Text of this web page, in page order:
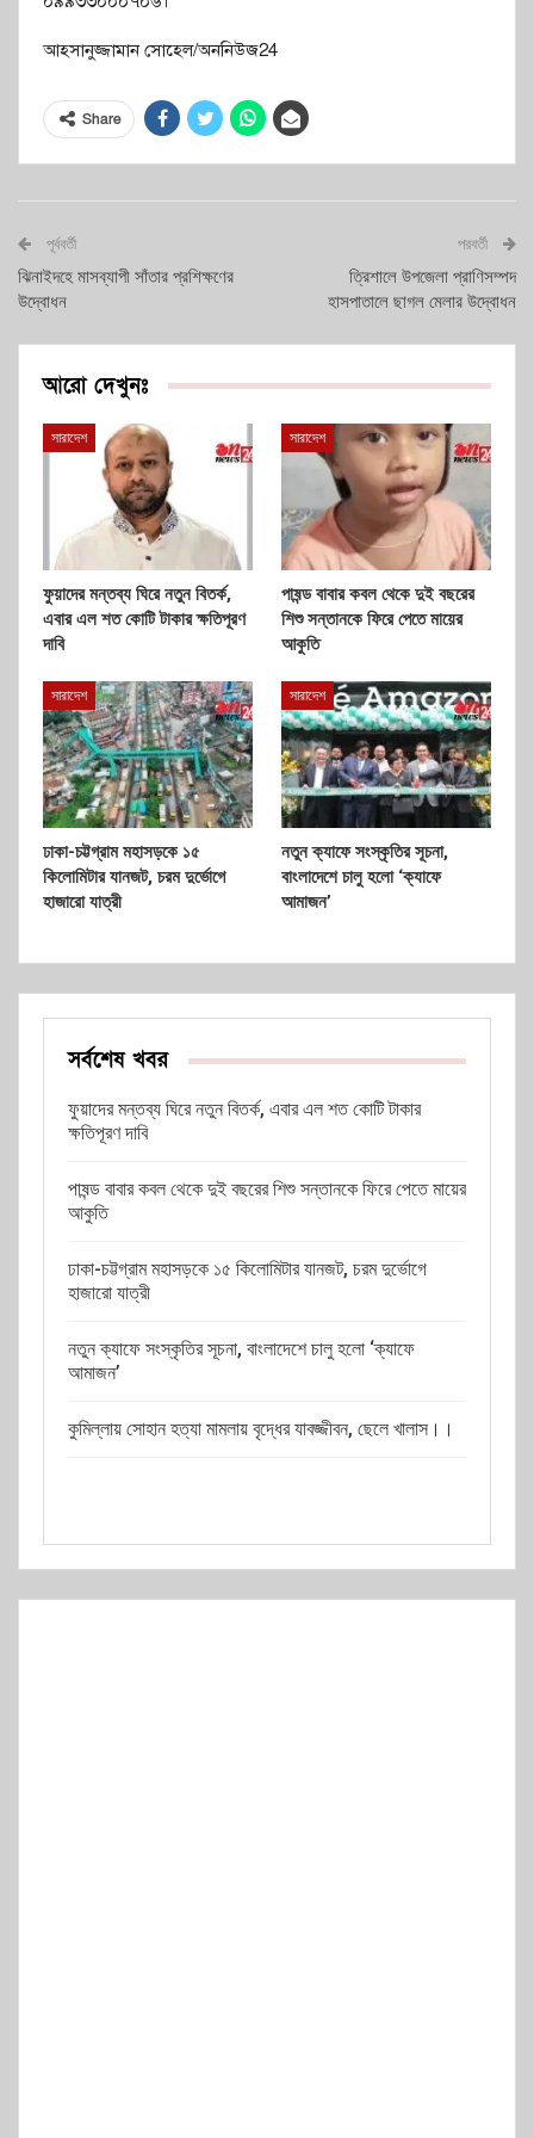
আহসানুজ্জামান সোহেল/অননিউজ24
Share
পূর্ববর্তী
ঝিনাইদহে মাসব্যাপী সাঁতার প্রশিক্ষণের
উদ্বোধন
পরবর্তী
ত্রিশালে উপজেলা প্রাণিসম্পদ
হাসপাতালে ছাগল মেলার উদ্বোধন
আরো দেখুনঃ
সারাদেশ
ফুয়াদের মন্তব্য ঘিরে নতুন বিতর্ক,
এবার এল শত কোটি টাকার ক্ষতিপূরণ
দাবি
সারাদেশ
পাষন্ড বাবার কবল থেকে দুই বছরের
শিশু সন্তানকে ফিরে পেতে মায়ের
আকুতি
সারাদেশ
ঢাকা-চট্টগ্রাম মহাসড়কে ১৫
কিলোমিটার যানজট, চরম দুর্ভোগে
হাজারো যাত্রী
সারাদেশ
নতুন ক্যাফে সংস্কৃতির সূচনা,
বাংলাদেশে চালু হলো ‘ক্যাফে
আমাজন’
সর্বশেষ খবর
ফুয়াদের মন্তব্য ঘিরে নতুন বিতর্ক, এবার এল শত কোটি টাকার
ক্ষতিপূরণ দাবি
পাষন্ড বাবার কবল থেকে দুই বছরের শিশু সন্তানকে ফিরে পেতে মায়ের
আকুতি
ঢাকা-চট্টগ্রাম মহাসড়কে ১৫ কিলোমিটার যানজট, চরম দুর্ভোগে
হাজারো যাত্রী
নতুন ক্যাফে সংস্কৃতির সূচনা, বাংলাদেশে চালু হলো ‘ক্যাফে
আমাজন’
কুমিল্লায় সোহান হত্যা মামলায় বৃদ্ধের যাবজ্জীবন, ছেলে খালাস।।